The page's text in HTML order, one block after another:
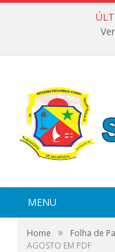
MENU
Home » Folha de
AGOSTO EM PDF